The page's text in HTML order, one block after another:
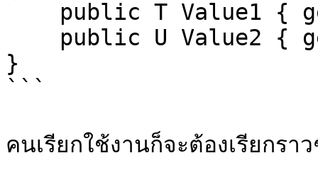
}
```
คนเรียกใช้งานก็จะต้องเรียกรา